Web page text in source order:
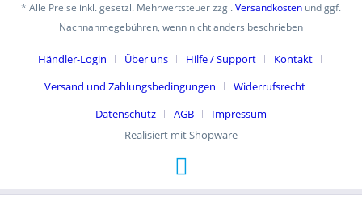
* Alle Preise inkl. gesetzl. Mehrwertsteuer zzgl.Versandkosten und ggf.
Nachnahmegebühren, wenn nicht anders beschrieben
Händler-Login Über uns Hilfe / Support
Kontakt
Versand und Zahlungsbedingungen
Widerrufsrecht
Datenschutz
AGB
Impressum
Realisiert mit Shopware